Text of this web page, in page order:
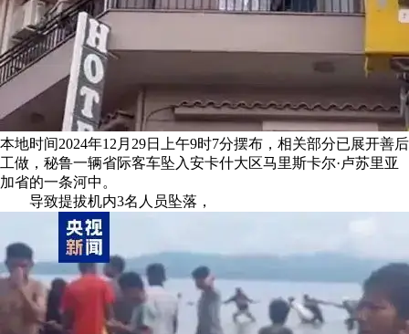
本地时间2024年12月29日上午9时7分摆布，相关部分已展开善后
工做，秘鲁一辆省际客车坠入安卡什大区马里斯卡尔·卢苏里亚
加省的一条河中。
导致提拔机内3名人员坠落，